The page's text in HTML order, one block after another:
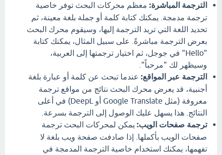
الترجمة المباشرة: معظم محركات البحث توفر خاصية
ترجمة مدمجة. يمكنك كتابة كلمة أو جملة بلغة معينة، ثم
تحديد اللغة التي تريد الترجمة إليها، وسيقوم محرك البحث
بعرض الترجمة مباشرةً. على سبيل المثال، يمكنك كتابة
"Hello" في جوجل، ثم اختيار ترجمتها إلى العربية،
وسيظهر لك "مرحباً".
الترجمة عبر المواقع: عندما تبحث عن كلمة أو عبارة بلغة
أجنبية، قد يعرض محرك البحث نتائج من مواقع ترجمة
معروفة (مثل Google Translate أو DeepL) في أعلى
النتائج. هذا يسهل عليك الوصول إلى الترجمة بسرعة.
ترجمة صفحات الويب: يمكن لمحركات البحث ترجمة
صفحات الويب بأكملها. إذا صادفت صفحة ويب بلغة لا
تفهمها، يمكنك استخدام خاصية الترجمة المدمجة في